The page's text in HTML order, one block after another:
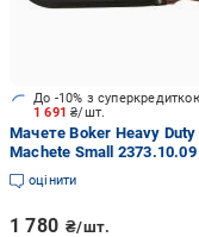
1 691₴/шт.
Мачете Boker Heavy Duty
Machete Small 2373.10.09
оцінити
1 780 ₴/шт.